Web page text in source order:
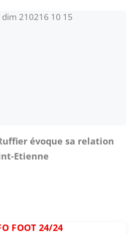
évoque sa relation
Etienne
FOOT 24/24